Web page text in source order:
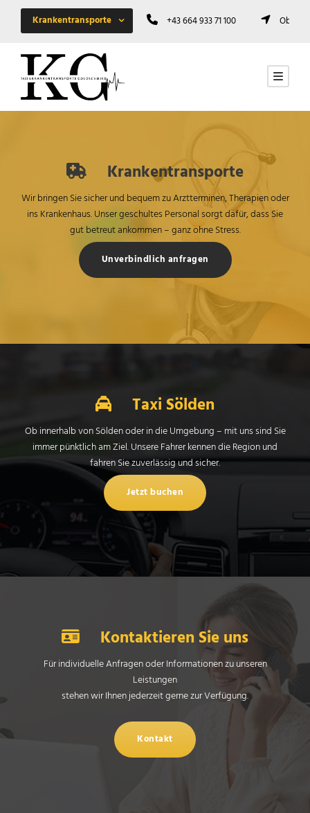
Krankentransporte +43 664 933 71 100
Krankentransporte
Wir bringen Sie sicher und bequem zu Arztterminen, Therapien oder
ins Krankenhaus. Unser geschultes Personal sorgt dafür, dass Sie
gut betreut ankommen – ganz ohne Stress.
Unverbindlich anfragen
Taxi Sölden
Ob innerhalb von Sölden oder in die Umgebung – mit uns sind Sie
immer pünktlich am Ziel. Unsere Fahrer kennen die Region und
fahren Sie zuverlässig und sicher.
Jetzt buchen
Kontaktieren Sie uns
Für individuelle Anfragen oder Informationen zu unseren
Leistungen
stehen wir Ihnen jederzeit gerne zur Verfügung.
Kontakt